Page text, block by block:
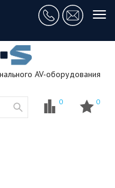
AV-оборудования
0 0